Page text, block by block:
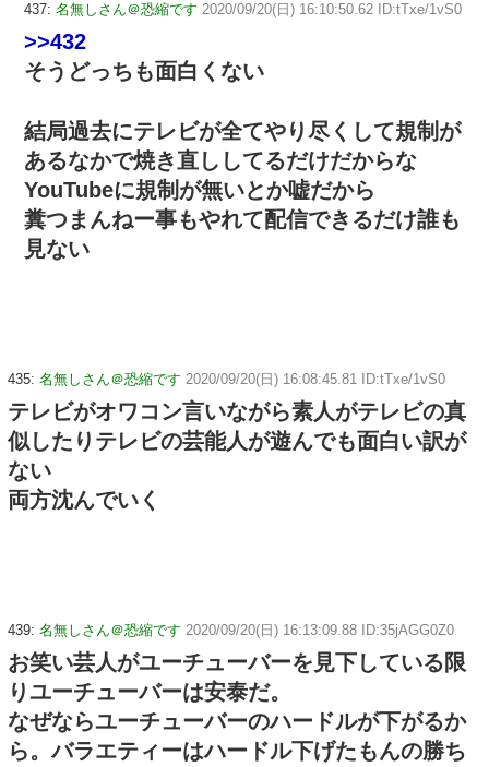
437: 名無しさん＠恐縮です 2020/09/20(日) 16:10:50.62 ID:tTxe/1vS0
>>432
そうどっちも面白くない
結局過去にテレビが全てやり尽くして規制が
あるなかで焼き直ししてるだけだからな
YouTubeに規制が無いとか嘘だから
糞つまんねー事もやれて配信できるだけ誰も
見ない
435: 名無しさん＠恐縮です 2020/09/20(日) 16:08:45.81 ID:tTxe/1vS0
テレビがオワコン言いながら素人がテレビの真
似したりテレビの芸能人が遊んでも面白い訳が
ない
両方沈んでいく
439: 名無しさん＠恐縮です 2020/09/20(日) 16:13:09.88 ID:35jAGG0Z0
お笑い芸人がユーチューバーを見下している限
りユーチューバーは安泰だ。
なぜならユーチューバーのハードルが下がるか
ら。バラエティーはハードル下げたもんの勝ち